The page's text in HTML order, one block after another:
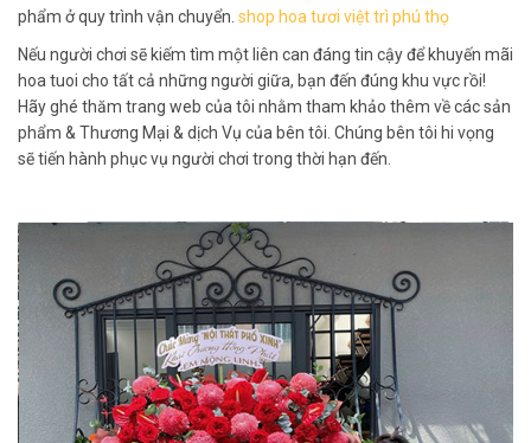
phẩm ở quy trình vận chuyển. shop hoa tươi việt trì phú thọ
Nếu người chơi sẽ kiếm tìm một liên can đáng tin cậy để khuyến mãi
hoa tuoi cho tất cả những người giữa, bạn đến đúng khu vực rồi!
Hãy ghé thăm trang web của tôi nhằm tham khảo thêm về các sản
phẩm & Thương Mại & dịch Vụ của bên tôi. Chúng bên tôi hi vọng
sẽ tiến hành phục vụ người chơi trong thời hạn đến.